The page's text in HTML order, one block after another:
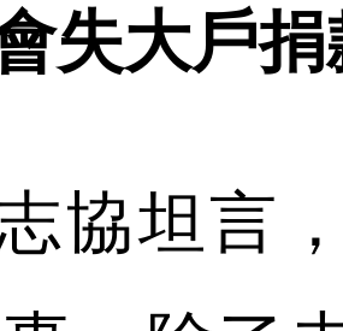
失大戶
協坦言